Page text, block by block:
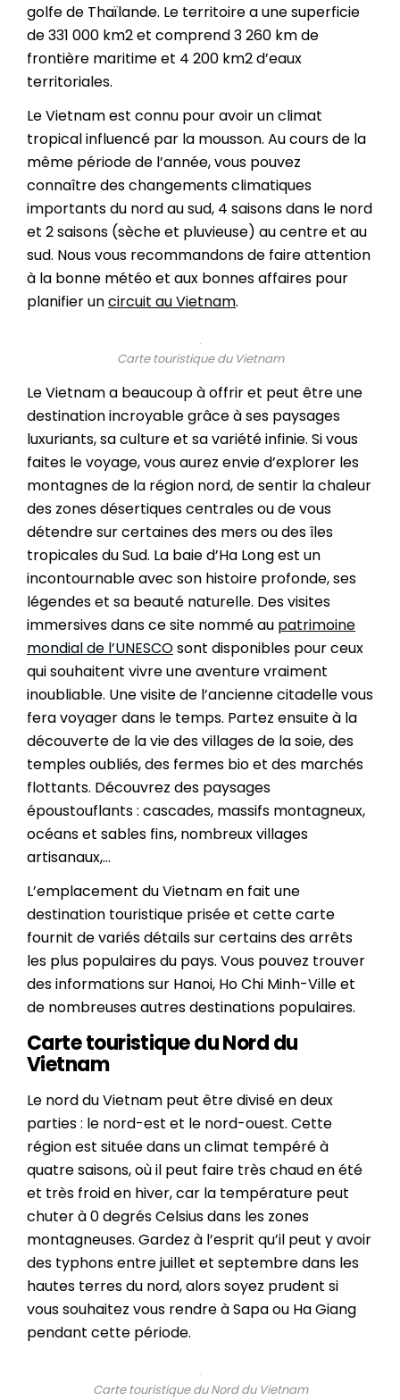
golfe de Thaïlande. Le territoire a une superficie
de 331 000 km2 et comprend 3 260 km de
frontière maritime et 4 200 km2 d’eaux
territoriales.
Le Vietnam est connu pour avoir un climat
tropical influencé par la mousson. Au cours de la
même période de l’année, vous pouvez
connaître des changements climatiques
importants du nord au sud, 4 saisons dans le nord
et 2 saisons (sèche et pluvieuse) au centre et au
sud. Nous vous recommandons de faire attention
à la bonne météo et aux bonnes affaires pour
planifier uncircuit au Vietnam.
Carte touristique du Vietnam
Le Vietnam a beaucoup à offrir et peut être une
destination incroyable grâce à ses paysages
luxuriants, sa culture et sa variété infinie. Si vous
faites le voyage, vous aurez envie d’explorer les
montagnes de la région nord, de sentir la chaleur
des zones désertiques centrales ou de vous
détendre sur certaines des mers ou des îles
tropicales du Sud. La baie d’Ha Long est un
incontournable avec son histoire profonde, ses
légendes et sa beauté naturelle. Des visites
immersives dans ce site nommé au patrimoine
mondial de l’UNESCOsont disponibles pour ceux
qui souhaitent vivre une aventure vraiment
inoubliable. Une visite de l’ancienne citadelle vous
fera voyager dans le temps. Partez ensuite à la
découverte de la vie des villages de la soie, des
temples oubliés, des fermes bio et des marchés
flottants. Découvrez des paysages
époustouflants : cascades, massifs montagneux,
océans et sables fins, nombreux villages
artisanaux,…
L’emplacement du Vietnam en fait une
destination touristique prisée et cette carte
fournit de variés détails sur certains des arrêts
les plus populaires du pays. Vous pouvez trouver
des informations sur Hanoi, Ho Chi Minh-Ville et
de nombreuses autres destinations populaires.
Carte touristique du Nord du
Vietnam
Le nord du Vietnam peut être divisé en deux
parties : le nord-est et le nord-ouest. Cette
région est située dans un climat tempéré à
quatre saisons, où il peut faire très chaud en été
et très froid en hiver, car la température peut
chuter à 0 degrés Celsius dans les zones
montagneuses. Gardez à l’esprit qu’il peut y avoir
des typhons entre juillet et septembre dans les
hautes terres du nord, alors soyez prudent si
vous souhaitez vous rendre à Sapa ou Ha Giang
pendant cette période.
Carte touristique du Nord du Vietnam